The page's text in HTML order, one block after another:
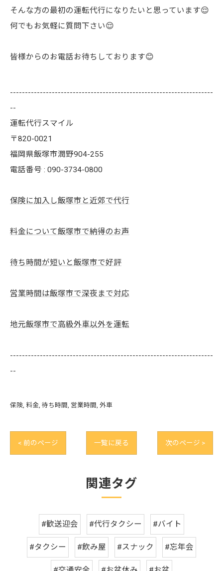
そんな方の最初の運転代行になりたいと思っています😌
何でもお気軽に質問下さい😌
皆様からのお電話お待ちしております😊
--------------------------------------------------------------------
--
運転代行スマイル
〒820-0021
福岡県飯塚市潤野904-255
電話番号 : 090-3734-0800
保険に加入し飯塚市と近郊で代行
料金について飯塚市で納得のお声
待ち時間が短いと飯塚市で好評
営業時間は飯塚市で深夜まで対応
地元飯塚市で高級外車以外を運転
--------------------------------------------------------------------
--
保険 料金 待ち時間 営業時間 外車
< 前のページ 一覧に戻る 次のページ >
関連タグ
#歓送迎会 #代行タクシー #バイト
#タクシー #飲み屋 #スナック #忘年会